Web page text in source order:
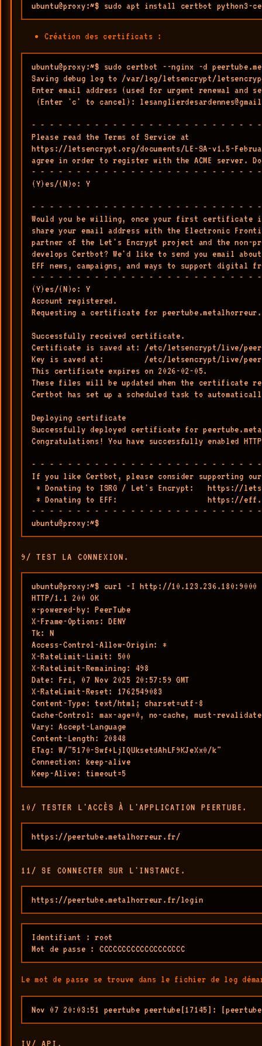
ubuntu@proxy:~$ sudo apt install certbot python3-
Création des certificats :
ubuntu@proxy:~$ sudo certbot --nginx -d
Saving debug log to /var/log/letsencrypt/
Enter email address (used for urgent renewal and
(Enter 'c' to cancel):
- - - - - - - - - - - - - - - - - - - - - - - - -
Please read the Terms of Service at
https://letsencrypt.org/documents/LE-SA-v1.5-
agree in order to register with the ACME server. Do
- - - - - - - - - - - - - - - - - - - - - - - - -
(Y)es/(N)o: Y
- - - - - - - - - - - - - - - - - - - - - - - - -
Would you be willing, once your first certificate
share your email address with the Electronic
partner of the Let's Encrypt project and the non-
develops Certbot? We'd like to send you email
EFF news, campaigns, and ways to support digital
- - - - - - - - - - - - - - - - - - - - - - - - -
(Y)es/(N)o: Y
Account registered.
Requesting a certificate for
Successfully received certificate.
Certificate is saved at: /etc/letsencrypt/live/
Key is saved at:         /etc/letsencrypt/live/
This certificate expires on 2026-02-05.
These files will be updated when the certificate
Certbot has set up a scheduled task to
Deploying certificate
Successfully deployed certificate for
Congratulations! You have successfully enabled
- - - - - - - - - - - - - - - - - - - - - - - - -
If you like Certbot, please consider supporting
* Donating to ISRG / Let's Encrypt:   https://
* Donating to EFF:                    https://
- - - - - - - - - - - - - - - - - - - - - - - - -
ubuntu@proxy:~$
9/ TEST LA CONNEXION.
ubuntu@proxy:~$ curl -I http://10.123.236.180:9000
HTTP/1.1 200 OK
x-powered-by: PeerTube
X-Frame-Options: DENY
Tk: N
Access-Control-Allow-Origin: *
X-RateLimit-Limit: 500
X-RateLimit-Remaining: 498
Date: Fri, 07 Nov 2025 20:57:59 GMT
X-RateLimit-Reset: 1762549083
Content-Type: text/html; charset=utf-8
Cache-Control: max-age=0, no-cache, must-revalidate
Vary: Accept-Language
Content-Length: 20848
ETag: W/"5170-Swf+LjIQUksetdAhLF9KJeXx0/k"
Connection: keep-alive
Keep-Alive: timeout=5
10/ TESTER L'ACCÈS À L'APPLICATION PEERTUBE.
https://peertube.metalhorreur.fr/
11/ SE CONNECTER SUR L'INSTANCE.
https://peertube.metalhorreur.fr/login
Identifiant : root
Mot de passe : CCCCCCCCCCCCCCCCCCC
Le mot de passe se trouve dans le fichier de log
Nov 07 20:03:51 peertube peertube[17145]:
IV/ API.